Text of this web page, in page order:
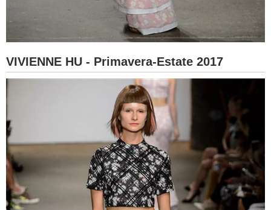
VIVIENNE HU - Primavera-Estate 2017